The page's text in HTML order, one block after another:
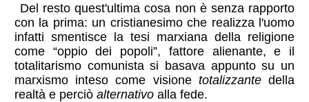
Del resto quest'ultima cosa non è senza rapporto
con la prima: un cristianesimo che realizza l'uomo
infatti smentisce la tesi marxiana della religione
come “oppio dei popoli”, fattore alienante, e il
totalitarismo comunista si basava appunto su un
marxismo inteso come visione totalizzantedella
realtà e perciò alternativoalla fede.